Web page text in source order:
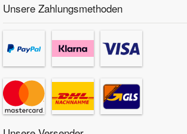
Unsere Zahlungsmethoden